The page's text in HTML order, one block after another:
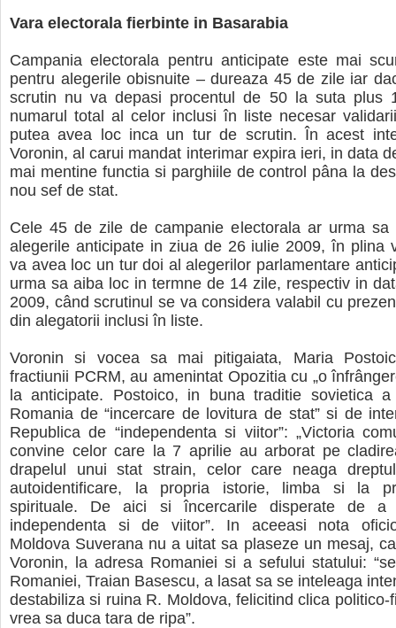
Vara electorala fierbinte in Basarabia
Campania electorala pentru anticipate este mai
pentru alegerile obisnuite – dureaza 45 de zile iar
scrutin nu va depasi procentul de 50 la suta plus
numarul total al celor inclusi în liste necesar
putea avea loc inca un tur de scrutin. În acest
Voronin, al carui mandat interimar expira ieri, in data
mai mentine functia si parghiile de control pâna la
nou sef de stat.
Cele 45 de zile de campanie electorala ar urma sa
alegerile anticipate in ziua de 26 iulie 2009, în plina
va avea loc un tur doi al alegerilor parlamentare
urma sa aiba loc in termne de 14 zile, respectiv in
2009, când scrutinul se va considera valabil cu
din alegatorii inclusi în liste.
Voronin si vocea sa mai pitigaiata, Maria
fractiunii PCRM, au amenintat Opozitia cu „o
la anticipate. Postoico, in buna traditie sovietica
Romania de “incercare de lovitura de stat” si de
Republica de “independenta si viitor”: „Victoria
convine celor care la 7 aprilie au arborat pe
drapelul unui stat strain, celor care neaga
autoidentificare, la propria istorie, limba si la
spirituale. De aici si încercarile disperate de
independenta si de viitor”. In aceeasi nota
Moldova Suverana nu a uitat sa plaseze un mesaj,
Voronin, la adresa Romaniei si a sefului statului:
Romaniei, Traian Basescu, a lasat sa se inteleaga
destabiliza si ruina R. Moldova, felicitind clica politico-
vrea sa duca tara de ripa”.